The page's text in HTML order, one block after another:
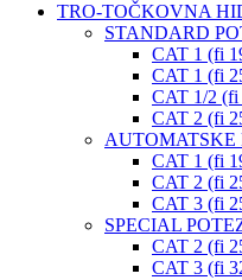
TRO-TOČKOVNA
STANDARD
CAT 1 (fi
CAT 1 (fi
CAT 1/2 (fi
CAT 2 (fi
AUTOMATSKE
CAT 1 (fi
CAT 2 (fi
CAT 3 (fi
SPECIAL
CAT 2 (fi
CAT 3 (fi